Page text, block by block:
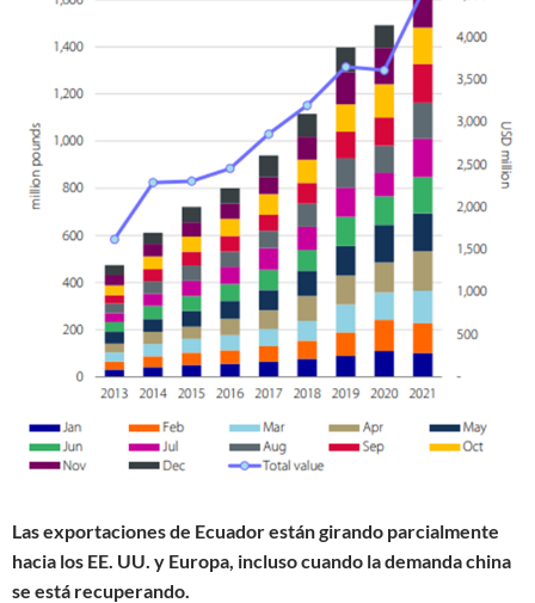
Las exportaciones de Ecuador están girando parcialmente
hacia los EE. UU. y Europa, incluso cuando la demanda china
se está recuperando.